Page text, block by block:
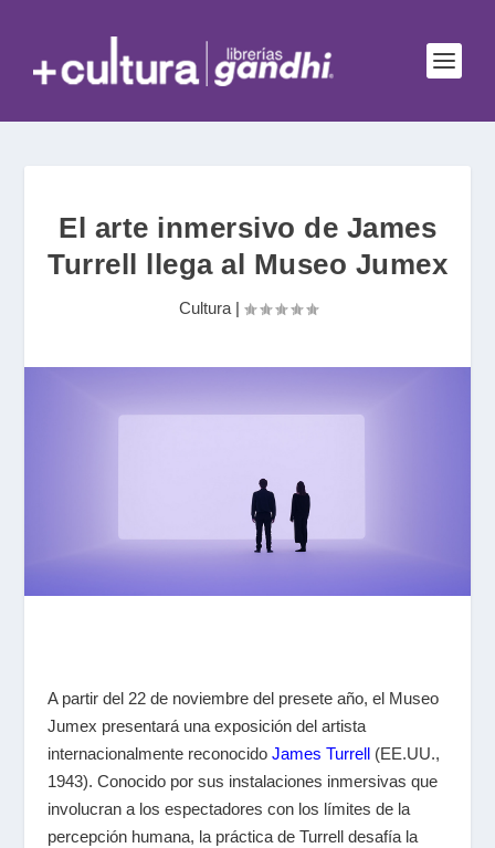
El arte inmersivo de James
Turrell llega al Museo Jumex
Cultura|
A partir del 22 de noviembre del presete año, el Museo
Jumex presentará una exposición del artista
internacionalmente reconocido James Turrell(EE.UU.,
1943). Conocido por sus instalaciones inmersivas que
involucran a los espectadores con los límites de la
percepción humana, la práctica de Turrell desafía la